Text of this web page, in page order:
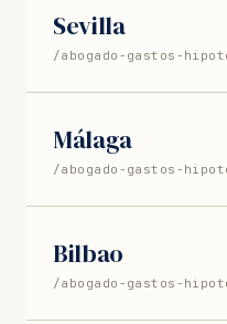
Sevilla
/abogado-gastos-
Málaga
/abogado-gastos-
Bilbao
/abogado-gastos-